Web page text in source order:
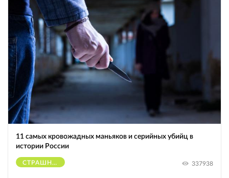
11 самых кровожадных маньяков и серийных убийц в
истории России
СТРАШНОЕ 337938